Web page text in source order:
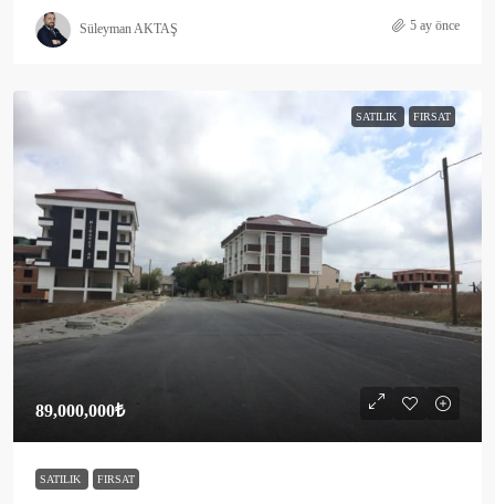
Süleyman AKTAŞ 5 ay önce
SATILIK FIRSAT
89,000,000₺
SATILIK FIRSAT